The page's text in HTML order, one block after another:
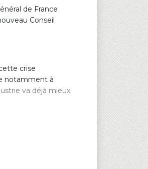
de France
Conseil
crise
notamment à
va déjà mieux